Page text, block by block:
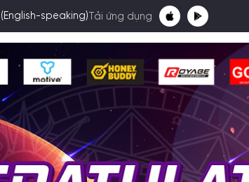
(English-speaking) Tải ứng dụng